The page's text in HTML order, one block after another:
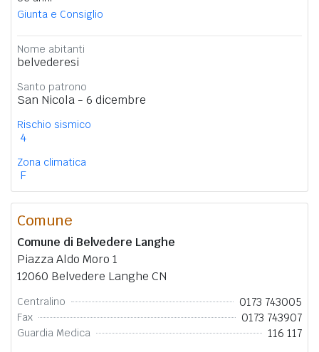
Giunta e Consiglio
Nome abitanti
belvederesi
Santo patrono
San Nicola - 6 dicembre
Rischio sismico
4
Zona climatica
F
Comune
Comune di Belvedere Langhe
Piazza Aldo Moro 1
12060 Belvedere Langhe CN
Centralino 0173 743005
Fax 0173 743907
Guardia Medica 116 117